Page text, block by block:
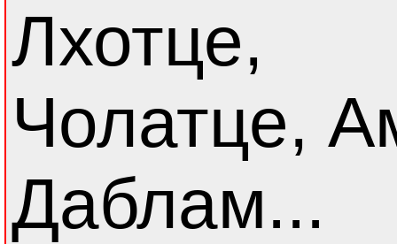
Лхотце,
Чолатце,
Даблам...